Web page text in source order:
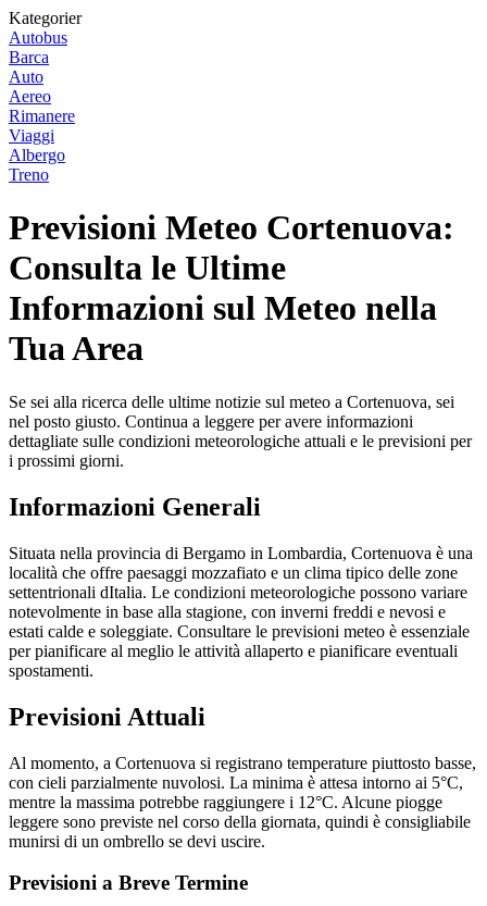
Kategorier
Autobus
Barca
Auto
Aereo
Rimanere
Viaggi
Albergo
Treno
Previsioni Meteo Cortenuova:
Consulta le Ultime
Informazioni sul Meteo nella
Tua Area
Se sei alla ricerca delle ultime notizie sul meteo a Cortenuova, sei
nel posto giusto. Continua a leggere per avere informazioni
dettagliate sulle condizioni meteorologiche attuali e le previsioni per
i prossimi giorni.
Informazioni Generali
Situata nella provincia di Bergamo in Lombardia, Cortenuova è una
località che offre paesaggi mozzafiato e un clima tipico delle zone
settentrionali dItalia. Le condizioni meteorologiche possono variare
notevolmente in base alla stagione, con inverni freddi e nevosi e
estati calde e soleggiate. Consultare le previsioni meteo è essenziale
per pianificare al meglio le attività allaperto e pianificare eventuali
spostamenti.
Previsioni Attuali
Al momento, a Cortenuova si registrano temperature piuttosto basse,
con cieli parzialmente nuvolosi. La minima è attesa intorno ai 5°C,
mentre la massima potrebbe raggiungere i 12°C. Alcune piogge
leggere sono previste nel corso della giornata, quindi è consigliabile
munirsi di un ombrello se devi uscire.
Previsioni a Breve Termine